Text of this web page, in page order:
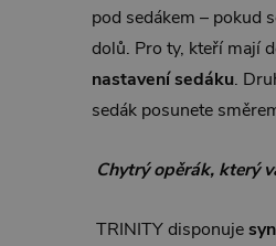
pod sedákem – pokud
dolů. Pro ty, kteří mají
nastavení sedáku.
sedák posunete
Chytrý opěrák, který
TRINITY disponuje